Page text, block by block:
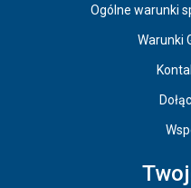
Ogólne warunki
Warunki